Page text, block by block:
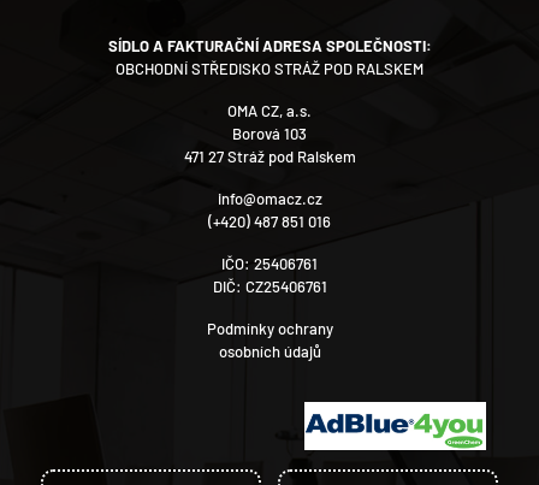
SÍDLO A FAKTURAČNÍ ADRESA SPOLEČNOSTI:
OBCHODNÍ STŘEDISKO STRÁŽ POD RALSKEM
OMA CZ, a.s.
Borová 103
471 27 Stráž pod Ralskem
info@omacz.cz
(+420) 487 851 016
IČO: 25406761
DIČ: CZ25406761
Podmínky ochrany
osobních údajů